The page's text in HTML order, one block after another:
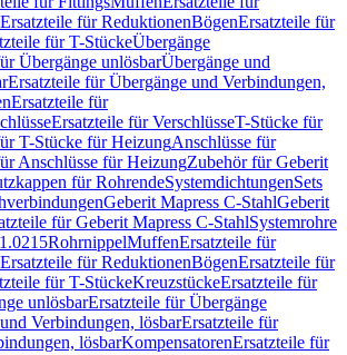
Ersatzteile für ReduktionenBögenErsatzteile für
für T-StückeÜbergänge
Übergänge unlösbarÜbergänge und
Ersatzteile für Übergänge und Verbindungen,
Ersatzteile für
Ersatzteile für VerschlüsseT-Stücke für
T-Stücke für HeizungAnschlüsse für
Anschlüsse für HeizungZubehör für Geberit
für RohrendeSystemdichtungenSets
Geberit Mapress C-StahlGeberit
für Geberit Mapress C-StahlSystemrohre
RohrnippelMuffenErsatzteile für
Ersatzteile für ReduktionenBögenErsatzteile für
für T-StückeKreuzstückeErsatzteile für
unlösbarErsatzteile für Übergänge
Verbindungen, lösbarErsatzteile für
lösbarKompensatorenErsatzteile für